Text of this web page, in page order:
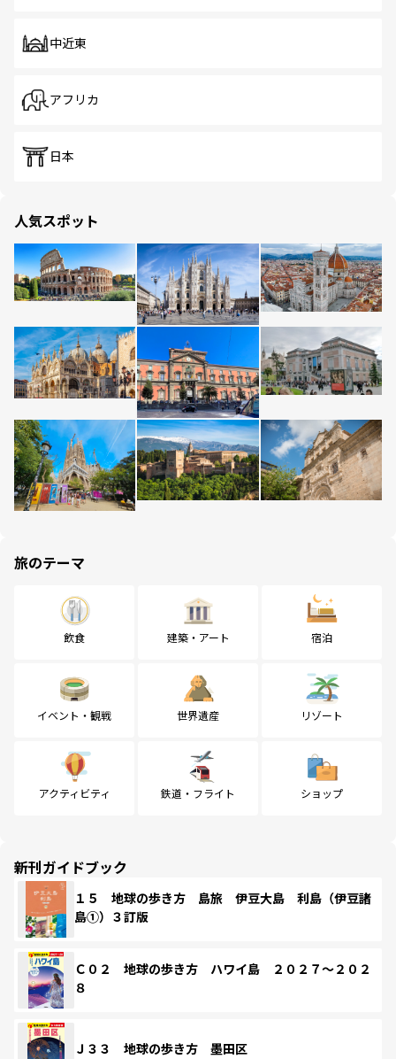
中近東
アフリカ
日本
人気スポット
旅のテーマ
飲食 建築・アート 宿泊
イベント・観戦 世界遺産 リゾート
アクティビティ 鉄道・フライト ショップ
新刊ガイドブック
１５ 地球の歩き方 島旅 伊豆大島 利島（伊豆諸
島①）３訂版
Ｃ０２ 地球の歩き方 ハワイ島 ２０２７～２０２
８
Ｊ３３ 地球の歩き方 墨田区